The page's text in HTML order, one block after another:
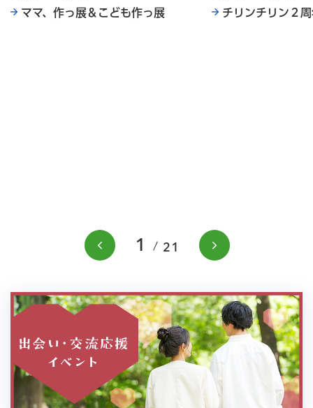
前のスライドを表示
1 21
ママ、作っ展＆こども作っ展 チリンチリン２